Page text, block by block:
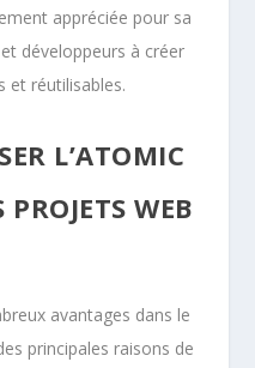
appréciée pour sa
développeurs à créer
et réutilisables.
L’ATOMIC
WEB
avantages dans le
principales raisons de